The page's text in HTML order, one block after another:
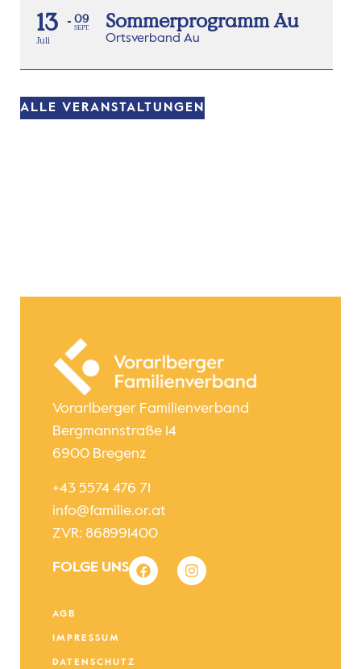
13
Juli
09
SEPT. Sommerprogramm Au
Ortsverband Au
ALLE VERANSTALTUNGEN
Vorarlberger Familienverband
Bergmannstraße 14
6900 Bregenz
+43 5574 476 71
info@familie.or.at
ZVR: 868991400
FOLGE UNS
AGB
IMPRESSUM
DATENSCHUTZ